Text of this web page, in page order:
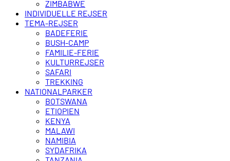
ZIMBABWE
INDIVIDUELLE REJSER
TEMA-REJSER
BADEFERIE
BUSH-CAMP
FAMILIE-FERIE
KULTURREJSER
SAFARI
TREKKING
NATIONALPARKER
BOTSWANA
ETIOPIEN
KENYA
MALAWI
NAMIBIA
SYDAFRIKA